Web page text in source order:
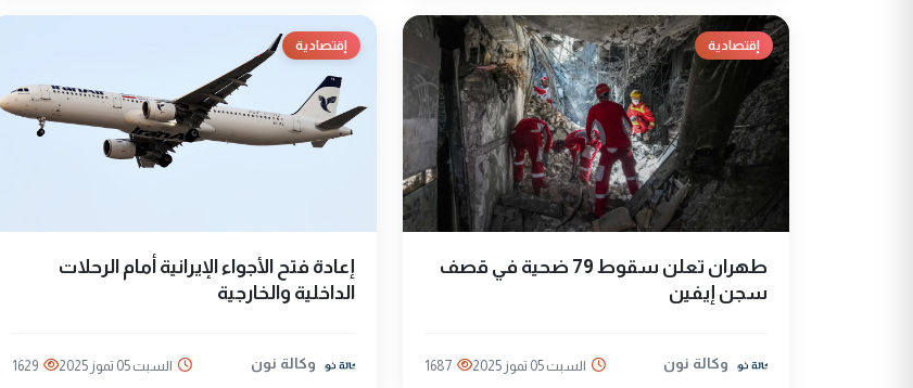
إقتصادية
طهران تعلن سقوط 79 ضحية في قصف
سجن إيفين
وكالة نون السبت 05 تموز 2025 1687
إقتصادية
إعادة فتح الأجواء الإيرانية أمام الرحلات
الداخلية والخارجية
وكالة نون السبت 05 تموز 2025 1629